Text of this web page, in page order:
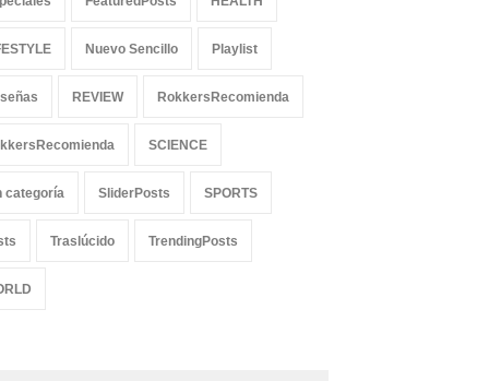
Nuevo Sencillo Playlist
REVIEW RokkersRecomienda
SCIENCE
categoría SliderPosts SPORTS
Traslúcido TrendingPosts